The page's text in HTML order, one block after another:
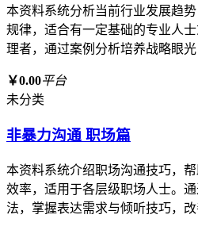
本资料系统分析当前行业发展趋
规律，适合有一定基础的专业人
理者，通过案例分析培养战略眼
￥0.00平台
未分类
非暴力沟通 职场篇
本资料系统介绍职场沟通技巧，
效率，适用于各层级职场人士。
法，掌握表达需求与倾听技巧，改